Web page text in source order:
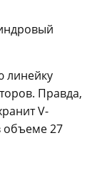
линейку
Правда,
V-
объеме 27